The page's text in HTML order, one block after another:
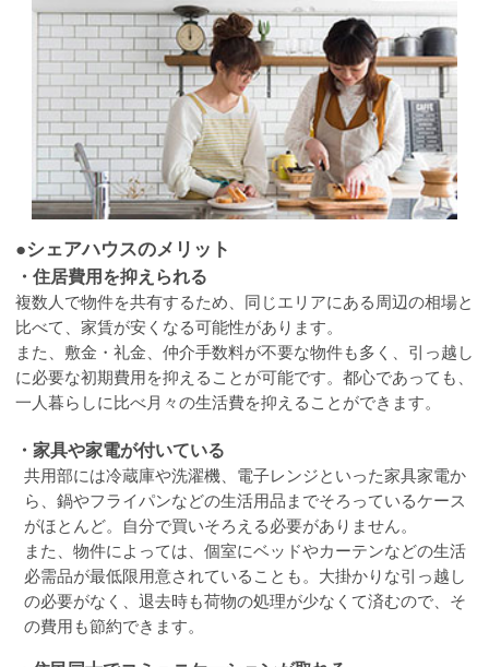
●シェアハウスのメリット
・住居費用を抑えられる
複数人で物件を共有するため、同じエリアにある周辺の相場と
比べて、家賃が安くなる可能性があります。
また、敷金・礼金、仲介手数料が不要な物件も多く、引っ越し
に必要な初期費用を抑えることが可能です。都心であっても、
一人暮らしに比べ月々の生活費を抑えることができます。
・家具や家電が付いている
共用部には冷蔵庫や洗濯機、電子レンジといった家具家電か
ら、鍋やフライパンなどの生活用品までそろっているケース
がほとんど。自分で買いそろえる必要がありません。
また、物件によっては、個室にベッドやカーテンなどの生活
必需品が最低限用意されていることも。大掛かりな引っ越し
の必要がなく、退去時も荷物の処理が少なくて済むので、そ
の費用も節約できます。